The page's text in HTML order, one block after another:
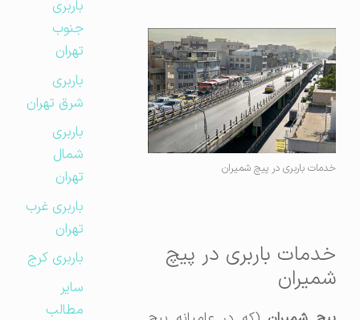
خدمات باربری در پیچ شمیران
خدمات باربری در پیچ
شمیران
باربری
جنوب
تهران
باربری
شرق تهران
باربری
شمال
تهران
باربری غرب
تهران
باربری کرج
مطالب